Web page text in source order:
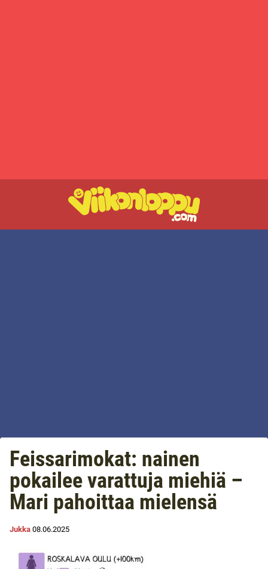
Feissarimokat: nainen
pokailee varattuja miehiä –
Mari pahoittaa mielensä
Jukka 08.06.2025